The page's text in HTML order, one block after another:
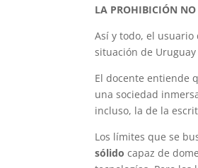
LA PROHIBICIÓN NO
Así y todo, el usuario
situación de
El docente entiende
una sociedad
incluso, la de la
Los límites que se
sólido capaz de